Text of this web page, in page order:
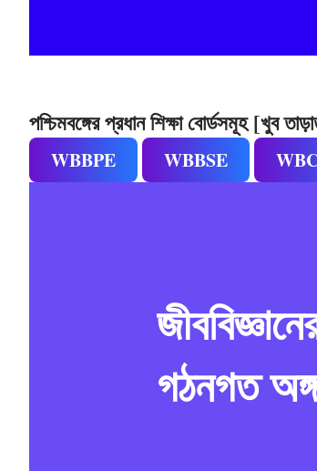
পশ্চিমবঙ্গের প্রধান শিক্ষা বোর্ডসমূহ [খুব
WBBPE WBBSE
গঠনগত